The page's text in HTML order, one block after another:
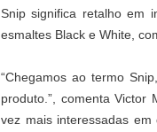
Snip significa retalho em
esmaltes Black e White,
“Chegamos ao termo
produto.”, comenta Victor
vez mais interessadas